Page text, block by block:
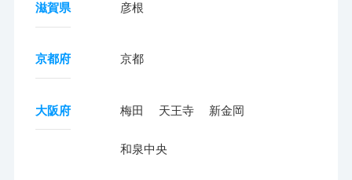
滋賀県 彦根
京都府 京都
大阪府 梅田 天王寺 新金岡
和泉中央